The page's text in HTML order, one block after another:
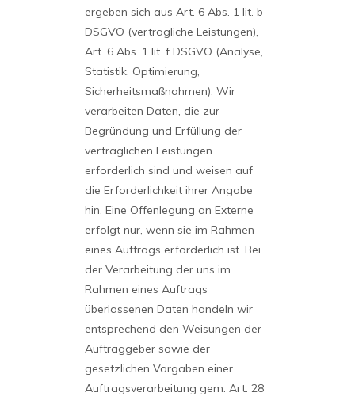
ergeben sich aus Art. 6 Abs. 1 lit. b
DSGVO (vertragliche Leistungen),
Art. 6 Abs. 1 lit. f DSGVO (Analyse,
Statistik, Optimierung,
Sicherheitsmaßnahmen). Wir
verarbeiten Daten, die zur
Begründung und Erfüllung der
vertraglichen Leistungen
erforderlich sind und weisen auf
die Erforderlichkeit ihrer Angabe
hin. Eine Offenlegung an Externe
erfolgt nur, wenn sie im Rahmen
eines Auftrags erforderlich ist. Bei
der Verarbeitung der uns im
Rahmen eines Auftrags
überlassenen Daten handeln wir
entsprechend den Weisungen der
Auftraggeber sowie der
gesetzlichen Vorgaben einer
Auftragsverarbeitung gem. Art. 28